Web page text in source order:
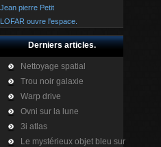
Jean pierre Petit
LOFAR ouvre l'espace.
Derniers articles.
Nettoyage spatial
Trou noir galaxie
Warp drive
Ovni sur la lune
3i atlas
Le mystérieux objet bleu sur